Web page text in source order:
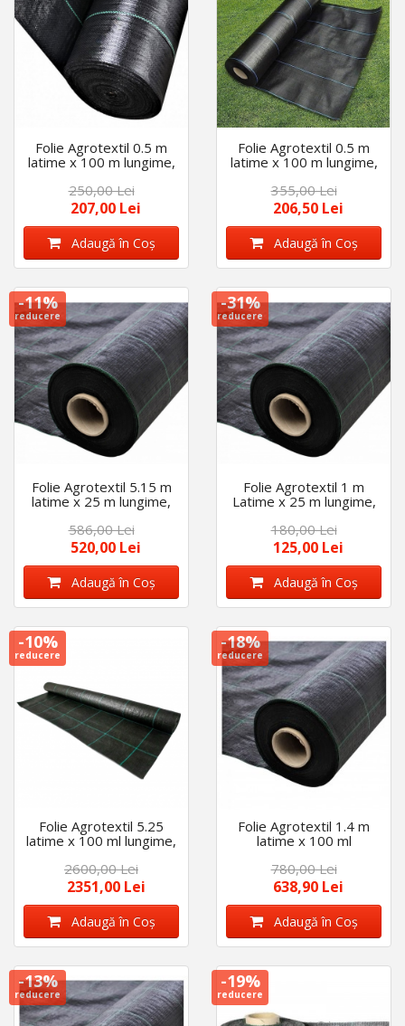
Folie Agrotextil 0.5 m
latime x 100 m lungime,
AntiBuruieni, densitate
100gr/mp
250,00 Lei
207,00 Lei
Adaugă în Coş
Folie Agrotextil 0.5 m
latime x 100 m lungime,
AntiBuruieni, densitate
100gr/mp
355,00 Lei
206,50 Lei
Adaugă în Coş
-11%
reducere
Folie Agrotextil 5.15 m
latime x 25 m lungime,
AntiBuruieni, densitate
100gr/mp
586,00 Lei
520,00 Lei
Adaugă în Coş
-31%
reducere
Folie Agrotextil 1 m
Latime x 25 m lungime,
AntiBuruieni, 100gr/mp
densitate
180,00 Lei
125,00 Lei
Adaugă în Coş
-10%
reducere
Folie Agrotextil 5.25
latime x 100 ml lungime,
Folie mulcire - Folie
antiburuieni,100gr/mp
densitate
2600,00 Lei
2351,00 Lei
Adaugă în Coş
-18%
reducere
Folie Agrotextil 1.4 m
latime x 100 ml
Folie
antiburuieni,100gr/mp
densitate
780,00 Lei
638,90 Lei
Adaugă în Coş
-13%
reducere
-19%
reducere